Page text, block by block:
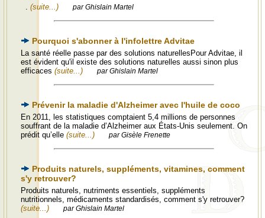
. (suite...) par Ghislain Martel
Pourquoi s'abonner à l'infolettre Advitae
La santé réelle passe par des solutions naturellesPour Advitae, il
est évident qu'il existe des solutions naturelles aussi sinon plus
efficaces (suite...) par Ghislain Martel
Prévenir la maladie d'Alzheimer avec l'huile de coco
En 2011, les statistiques comptaient 5,4 millions de personnes
souffrant de la maladie d’Alzheimer aux États-Unis seulement. On
prédit qu’elle (suite...) par Gisèle Frenette
Produits naturels, suppléments, vitamines, comment
s'y retrouver?
Produits naturels, nutriments essentiels, suppléments
nutritionnels, médicaments standardisés, comment s'y retrouver?
(suite...)
par Ghislain Martel